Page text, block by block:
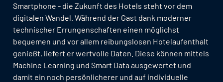
Smartphone - die Zukunft des Hotels steht vor dem
digitalen Wandel. Während der Gast dank moderner
technischer Errungenschaften einen möglichst
bequemen und vor allem reibungslosen Hotelaufenthalt
genießt, liefert er wertvolle Daten. Diese können mittels
Machine Learning und Smart Data ausgewertet und
damit ein noch persönlicherer und auf individuelle